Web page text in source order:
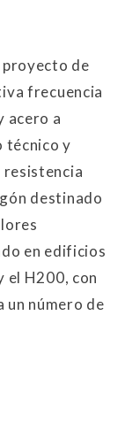
proyecto de
frecuencia
acero a
técnico y
resistencia
destinado
en edificios
el H200, con
un número de